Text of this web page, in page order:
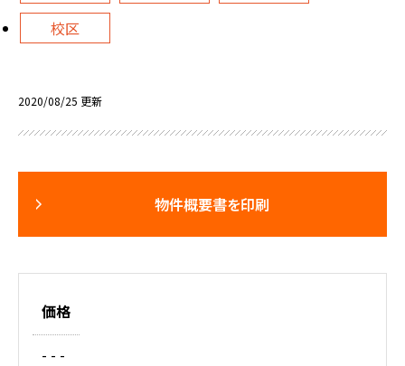
校区
2020/08/25 更新
物件概要書を印刷
価格
- - -